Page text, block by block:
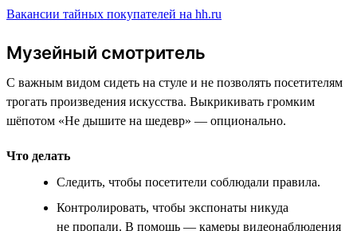
Вакансии тайных покупателей на hh.ru
Музейный смотритель
С важным видом сидеть на стуле и не позволять посетителям
трогать произведения искусства. Выкрикивать громким
шёпотом «Не дышите на шедевр» — опционально.
Что делать
Следить, чтобы посетители соблюдали правила.
Контролировать, чтобы экспонаты никуда
не пропали. В помощь — камеры видеонаблюдения